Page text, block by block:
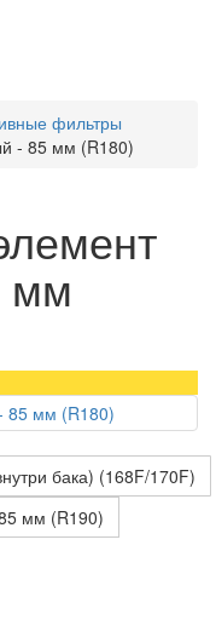
фильтры
- 85 мм (R180)
мм
бака) (168F/170F)
мм (R190)